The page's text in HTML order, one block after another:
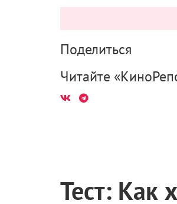
Поделиться
Читайте
Тест: Как